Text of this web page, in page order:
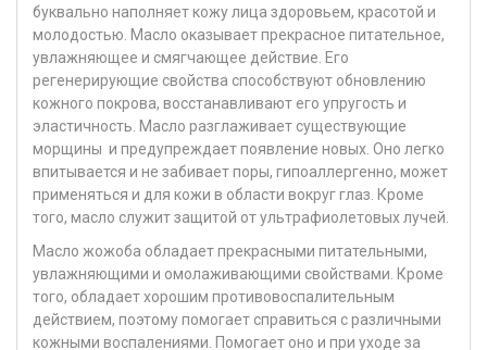
буквально наполняет кожу лица здоровьем, красотой и
молодостью. Масло оказывает прекрасное питательное,
увлажняющее и смягчающее действие. Его
регенерирующие свойства способствуют обновлению
кожного покрова, восстанавливают его упругость и
эластичность. Масло разглаживает существующие
морщины и предупреждает появление новых. Оно легко
впитывается и не забивает поры, гипоаллергенно, может
применяться и для кожи в области вокруг глаз. Кроме
того, масло служит защитой от ультрафиолетовых лучей.
Масло жожоба обладает прекрасными питательными,
увлажняющими и омолаживающими свойствами. Кроме
того, обладает хорошим противовоспалительным
действием, поэтому помогает справиться с различными
кожными воспалениями. Помогает оно и при уходе за